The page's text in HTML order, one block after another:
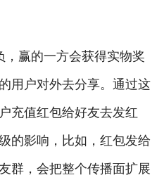
赢的一方会获得实物奖
用户对外去分享。通过这
充值红包给好友去发红
的影响，比如，红包发给
群，会把整个传播面扩展